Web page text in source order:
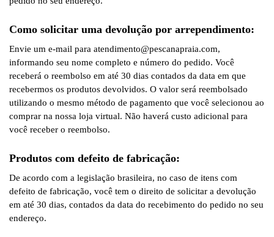
Como solicitar uma devolução por arrependimento:
Envie um e-mail para atendimento@pescanapraia.com,
informando seu nome completo e número do pedido. Você
receberá o reembolso em até 30 dias contados da data em que
recebermos os produtos devolvidos. O valor será reembolsado
utilizando o mesmo método de pagamento que você selecionou ao
comprar na nossa loja virtual. Não haverá custo adicional para
você receber o reembolso.
Produtos com defeito de fabricação:
De acordo com a legislação brasileira, no caso de itens com
defeito de fabricação, você tem o direito de solicitar a devolução
em até 30 dias, contados da data do recebimento do pedido no seu
endereço.